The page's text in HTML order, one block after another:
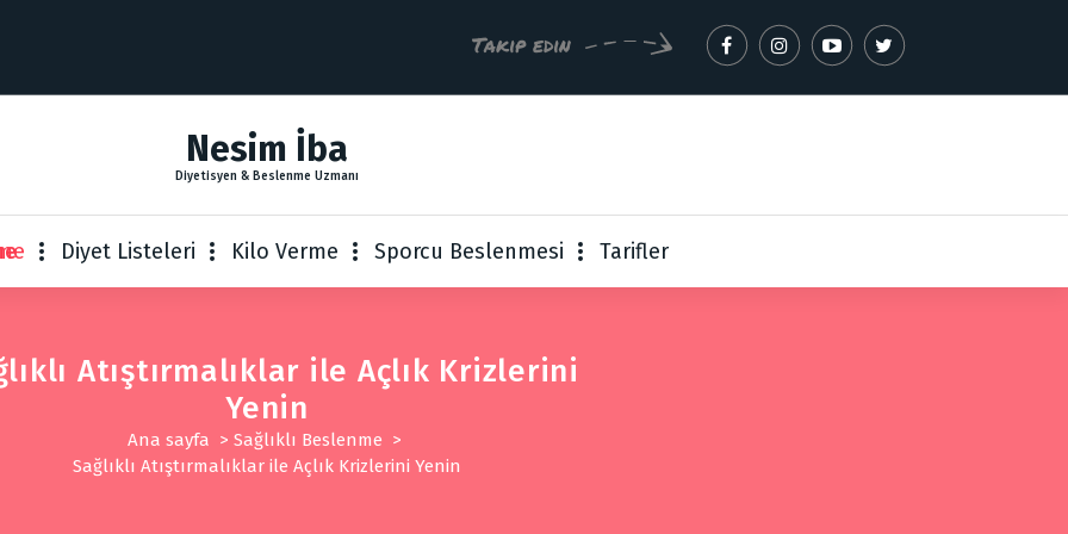
Takip edin
Nesim İba
Diyetisyen & Beslenme Uzmanı
Diyet Listeleri Kilo Verme Sporcu Beslenmesi Tarifler
Atıştırmalıklar ile Açlık Krizlerini
Yenin
Ana sayfa > Sağlıklı Beslenme >
Sağlıklı Atıştırmalıklar ile Açlık Krizlerini Yenin